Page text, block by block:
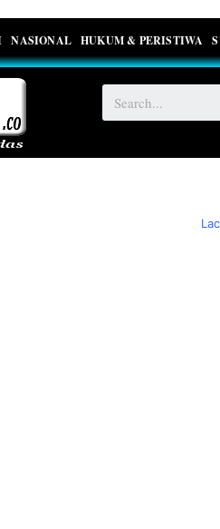
NASIONAL HUKUM & PERISTIWA